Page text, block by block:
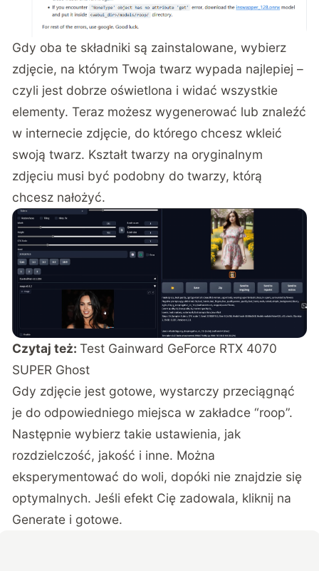
Gdy oba te składniki są zainstalowane, wybierz
zdjęcie, na którym Twoja twarz wypada najlepiej –
czyli jest dobrze oświetlona i widać wszystkie
elementy. Teraz możesz wygenerować lub znaleźć
w internecie zdjęcie, do którego chcesz wkleić
swoją twarz. Kształt twarzy na oryginalnym
zdjęciu musi być podobny do twarzy, którą
chcesz nałożyć.
Czytaj też:Test Gainward GeForce RTX 4070
SUPER Ghost
Gdy zdjęcie jest gotowe, wystarczy przeciągnąć
je do odpowiedniego miejsca w zakładce “roop”.
Następnie wybierz takie ustawienia, jak
rozdzielczość, jakość i inne. Można
eksperymentować do woli, dopóki nie znajdzie się
optymalnych. Jeśli efekt Cię zadowala, kliknij na
Generate i gotowe.